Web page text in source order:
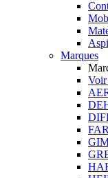
Marques